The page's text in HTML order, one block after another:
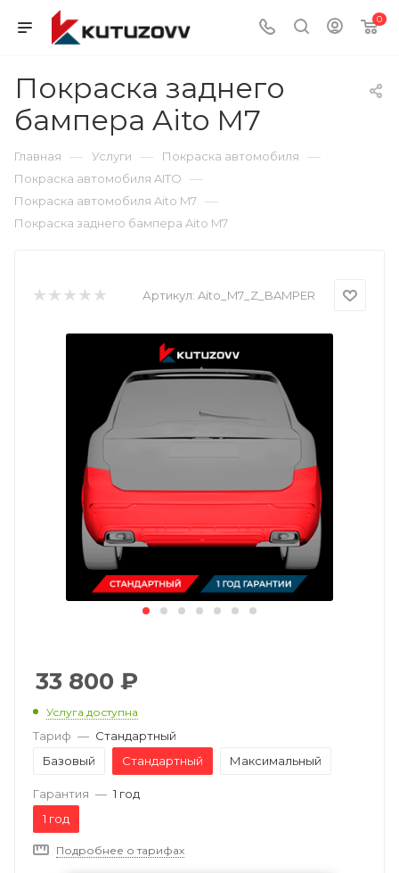
0
Покраска заднего
бампера Aito M7
Главная — Услуги — Покраска автомобиля —
Покраска автомобиля AITO —
Покраска автомобиля Aito M7 —
Покраска заднего бампера Aito M7
Артикул: Aito_M7_Z_BAMPER
33 800 ₽
Услуга доступна
Тариф — Стандартный
Базовый
Стандартный Максимальный
Гарантия — 1 год
1 год
Подробнее о тарифах